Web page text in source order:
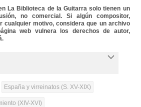
La Biblioteca de la Guitarra solo tienen un
no comercial. Si algún compositor,
cualquier motivo, considera que un archivo
web vulnera los derechos de autor,
España y virreinatos (S. XV-XIX)
(XIV-XVI)